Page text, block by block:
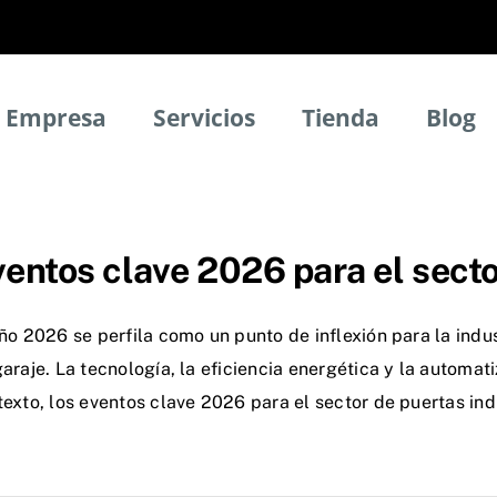
Empresa Servicios Tienda Blog
clave 2026 para el
2026 se perfila como un punto de inflexión para la
La tecnología, la eficiencia energética y la
los eventos clave 2026 para el sector de puertas